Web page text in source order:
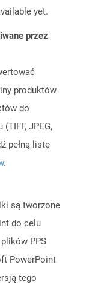
yet.
przez
produktów
do
(TIFF, JPEG,
pełną listę
.
są tworzone
do celu
PPS
PowerPoint
tego